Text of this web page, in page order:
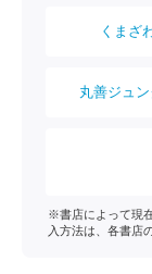
くまざ
丸善ジュ
※書店によって現
入方法は、各書店